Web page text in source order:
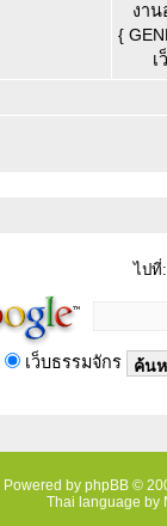
งาน
{
เ
ไปที่:
เว็บธรรมจักร
Powered by phpBB ©
Thai language by